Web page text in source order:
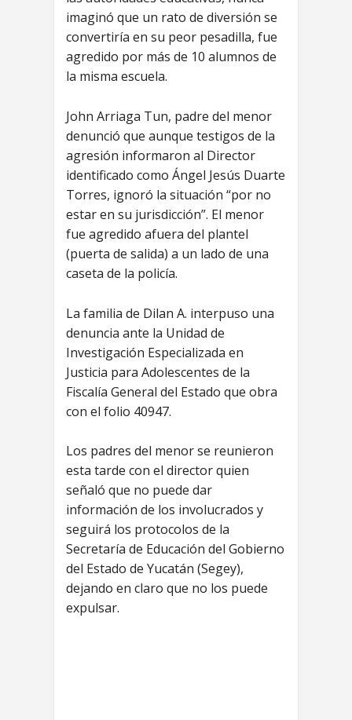
imaginó que un rato de diversión se
convertiría en su peor pesadilla, fue
agredido por más de 10 alumnos de
la misma escuela.
John Arriaga Tun, padre del menor
denunció que aunque testigos de la
agresión informaron al Director
identificado como Ángel Jesús Duarte
Torres, ignoró la situación “por no
estar en su jurisdicción”. El menor
fue agredido afuera del plantel
(puerta de salida) a un lado de una
caseta de la policía.
La familia de Dilan A. interpuso una
denuncia ante la Unidad de
Investigación Especializada en
Justicia para Adolescentes de la
Fiscalía General del Estado que obra
con el folio 40947.
Los padres del menor se reunieron
esta tarde con el director quien
señaló que no puede dar
información de los involucrados y
seguirá los protocolos de la
Secretaría de Educación del Gobierno
del Estado de Yucatán (Segey),
dejando en claro que no los puede
expulsar.